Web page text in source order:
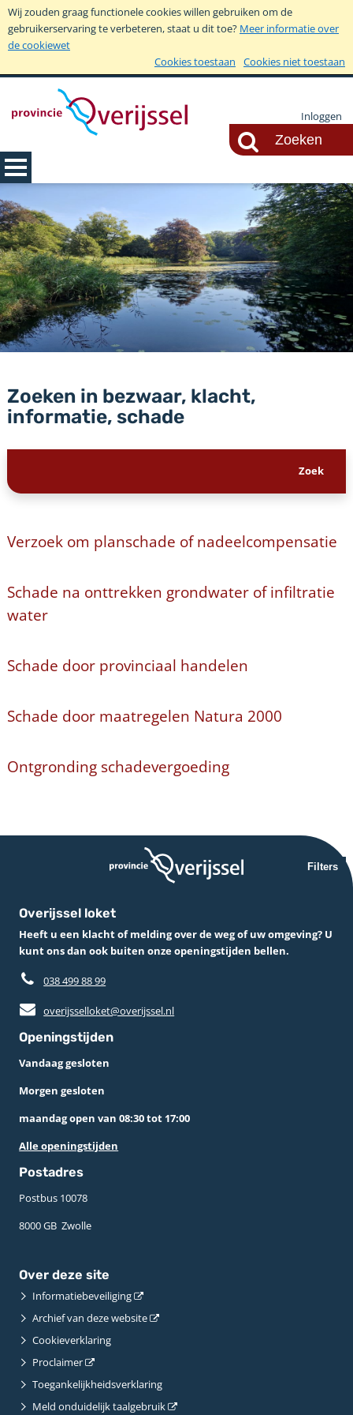
Wij zouden graag functionele cookies willen gebruiken om de
gebruikerservaring te verbeteren, staat u dit toe? Meer informatie over
de cookiewet
Cookies toestaan
Cookies niet toestaan
Inloggen
Zoeken in bezwaar, klacht,
informatie, schade
Verzoek om planschade of nadeelcompensatie
Schade na onttrekken grondwater of infiltratie
water
Schade door provinciaal handelen
Schade door maatregelen Natura 2000
Ontgronding schadevergoeding
Filters
Overijssel loket
Heeft u een klacht of melding over de weg of uw omgeving? U
kunt ons dan ook buiten onze openingstijden bellen.
038 499 88 99
overijsselloket@overijssel.nl
Openingstijden
Vandaag gesloten
Morgen gesloten
maandag open van 08:30 tot 17:00
Alle openingstijden
Postadres
Postbus 10078 ­
8000 GB ­ Zwolle
Over deze site
Informatiebeveiliging
Archief van deze website
Cookieverklaring
Proclaimer
Toegankelijkheidsverklaring
Meld onduidelijk taalgebruik